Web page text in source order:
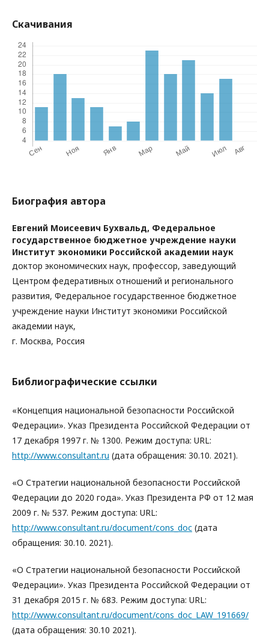
Скачивания
Биография автора
Евгений Моисеевич Бухвальд, Федеральное
государственное бюджетное учреждение науки
Институт экономики Российской академии наук
доктор экономических наук, профессор, заведующий
Центром федеративных отношений и регионального
развития, Федеральное государственное бюджетное
учреждение науки Институт экономики Российской
академии наук,
г. Москва, Россия
Библиографические ссылки
«Концепция национальной безопасности Российской
Федерации». Указ Президента Российской Федерации от
17 декабря 1997 г. № 1300. Режим доступа: URL:
http://www.consultant.ru (дата обращения: 30.10. 2021).
«О Стратегии национальной безопасности Российской
Федерации до 2020 года». Указ Президента РФ от 12 мая
2009 г. № 537. Режим доступа: URL:
http://www.consultant.ru/document/cons_doc (дата
обращения: 30.10. 2021).
«О Стратегии национальной безопасности Российской
Федерации». Указ Президента Российской Федерации от
31 декабря 2015 г. № 683. Режим доступа: URL:
http://www.consultant.ru/document/cons_doc_LAW_191669/
(дата обращения: 30.10 2021).